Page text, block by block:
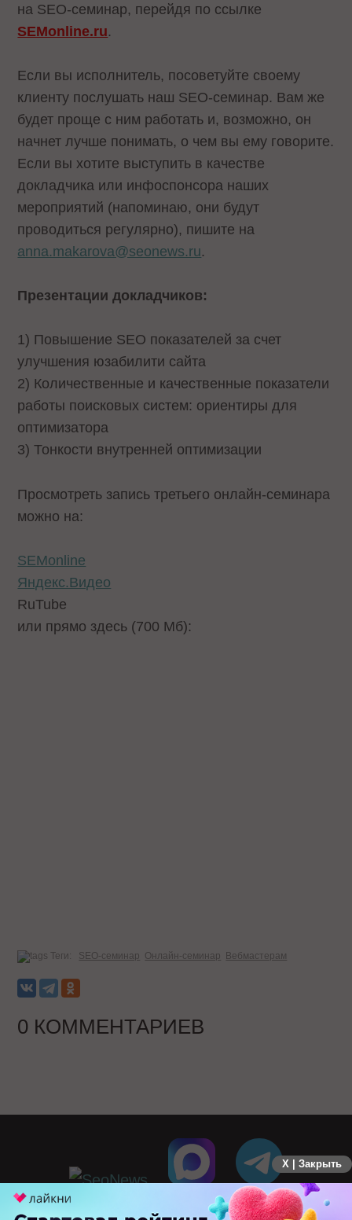
на SEO-семинар, перейдя по ссылке
SEMonline.ru.
Если вы исполнитель, посоветуйте своему
клиенту послушать наш SEO-семинар. Вам же
будет проще с ним работать и, возможно, он
начнет лучше понимать, о чем вы ему говорите.
Если вы хотите выступить в качестве
докладчика или инфоспонсора наших
мероприятий (напоминаю, они будут
проводиться регулярно), пишите на
anna.makarova@seonews.ru.
Презентации докладчиков:
1) Повышение SEO показателей за счет
улучшения юзабилити сайта
2) Количественные и качественные показатели
работы поисковых систем: ориентиры для
оптимизатора
3)Тонкости внутренней оптимизации
Просмотреть запись третьего онлайн-семинара
можно на:
SEMonline
Яндекс.Видео
RuTube
или прямо здесь (700 Мб):
Теги: SEO-семинар Онлайн-семинар Вебмастерам
0 КОММЕНТАРИЕВ
X | Закрыть
ПЕРЕЙТИ НА ПОЛНУЮ ВЕРСИЮ